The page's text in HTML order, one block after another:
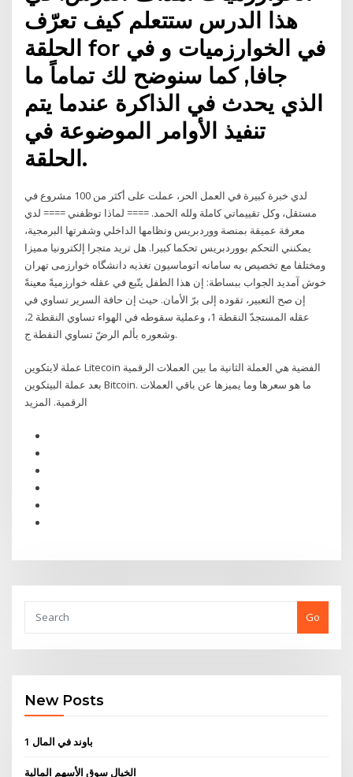
هذا الدرس ستتعلم كيف تعرّف
الحلقة for في الخوارزميات و في
جافا, كما سنوضح لك تماماً ما
الذي يحدث في الذاكرة عندما يتم
تنفيذ الأوامر الموضوعة في
الحلقة.
لدي خبرة كبيرة في العمل الحر، عملت على أكثر من 100 مشروع في
مستقل، وكل تقييماتي كاملة ولله الحمد. ==== لماذا توظفني ==== لدي
معرفة عميقة بمنصة ووردبريس ونظامها الداخلي وشفرتها البرمجية،
يمكنني التحكم بووردبريس تحكما كبيرا. هل تريد متجرا إلكترونيا مميزا
ومختلفا مع تخصيص به سامانه اتوماسیون تغذیه دانشگاه خوارزمی تهران
خوش آمدید الجواب ببساطة: إن هذا الطفل يتّبع في عقله خوارزميةً معينةً
إن صح التعبير، تقوده إلى برّ الأمان. حيث إن حافة السرير تساوي في
عقله المستجدّ النقطة 1، وعملية سقوطه في الهواء تساوي النقطة 2،
وشعوره بألم الرضّ تساوي النقطة ج.
عملة لايتكوين Litecoin الفضية هي العملة الثانية ما بين العملات الرقمية
بعد عملة البيتكوين Bitcoin. ما هو سعرها وما يميزها عن باقي العملات
الرقمية. المزيد
Go
New Posts
1 باوند في المال
الخيال سوق الأسهم المالية